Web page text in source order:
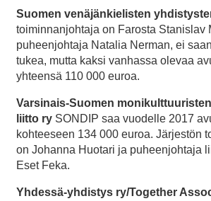
Suomen venäjänkielisten
toiminnanjohtaja on Farosta Stanislav
puheenjohtaja Natalia Nerman, ei
tukea, mutta kaksi vanhassa olevaa
yhteensä 110 000 euroa.
Varsinais-Suomen
liitto ry SONDIP saa vuodelle 2017
kohteeseen 134 000 euroa. Järjestön
on Johanna Huotari ja puheenjohtaja
Eset Feka.
Yhdessä-yhdistys ry/Together